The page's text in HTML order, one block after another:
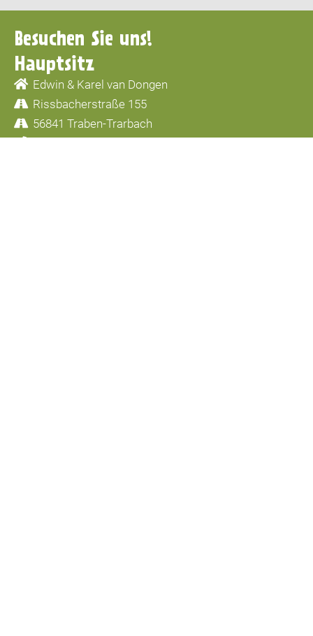
Besuchen Sie uns!
Hauptsitz
Edwin & Karel van Dongen
Rissbacherstraße 155
56841 Traben-Trarbach